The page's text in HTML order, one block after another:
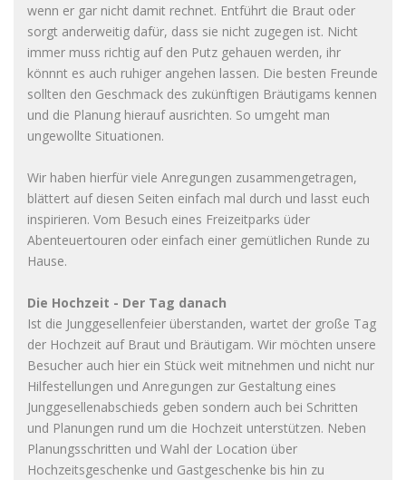
wenn er gar nicht damit rechnet. Entführt die Braut oder
sorgt anderweitig dafür, dass sie nicht zugegen ist. Nicht
immer muss richtig auf den Putz gehauen werden, ihr
könnnt es auch ruhiger angehen lassen. Die besten Freunde
sollten den Geschmack des zukünftigen Bräutigams kennen
und die Planung hierauf ausrichten. So umgeht man
ungewollte Situationen.
Wir haben hierfür viele Anregungen zusammengetragen,
blättert auf diesen Seiten einfach mal durch und lasst euch
inspirieren. Vom Besuch eines Freizeitparks üder
Abenteuertouren oder einfach einer gemütlichen Runde zu
Hause.
Die Hochzeit - Der Tag danach
Ist die Junggesellenfeier überstanden, wartet der große Tag
der Hochzeit auf Braut und Bräutigam. Wir möchten unsere
Besucher auch hier ein Stück weit mitnehmen und nicht nur
Hilfestellungen und Anregungen zur Gestaltung eines
Junggesellenabschieds geben sondern auch bei Schritten
und Planungen rund um die Hochzeit unterstützen. Neben
Planungsschritten und Wahl der Location über
Hochzeitsgeschenke und Gastgeschenke bis hin zu